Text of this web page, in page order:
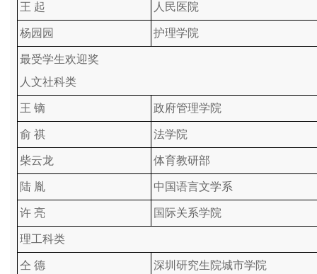
王 起 人民医院
杨园园 护理学院
最受学生欢迎奖
人文社科类
王 镝 政府管理学院
俞 祺 法学院
柴云龙 体育教研部
陆 胤 中国语言文学系
许 亮 国际关系学院
理工科类
仝 德 深圳研究生院城市学院